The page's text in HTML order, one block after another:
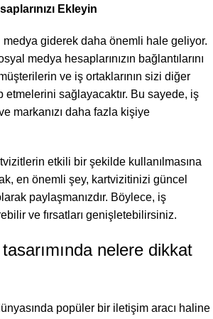
Ekleyin
medya giderek daha önemli hale geliyor.
medya hesaplarınızın bağlantılarını
ve iş ortaklarının sizi diğer
etmelerini sağlayacaktır. Bu sayede, iş
markanızı daha fazla kişiye
etkili bir şekilde kullanılmasına
en önemli şey, kartvizitinizi güncel
paylaşmanızdır. Böylece, iş
ve fırsatları genişletebilirsiniz.
nelere dikkat
popüler bir iletişim aracı haline